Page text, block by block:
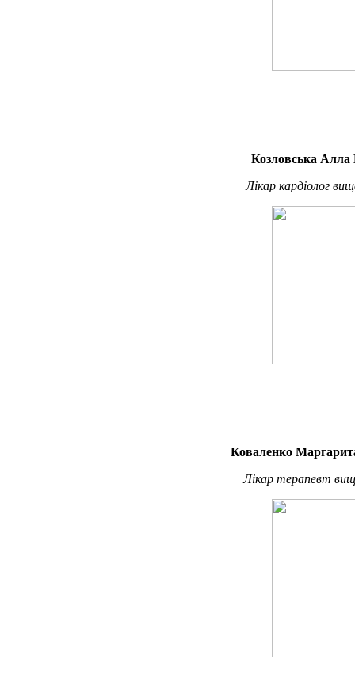
Козловська Алла
Лікар кардіолог
Коваленко
Лікар терапевт